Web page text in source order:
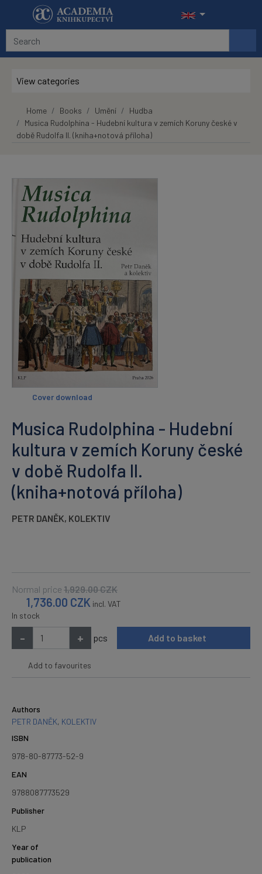
Skip to main content
View categories
Home Books Umění
Hudba
Musica Rudolphina - Hudební kultura v zemích Koruny české v
době Rudolfa II. (kniha+notová příloha)
Musica Rudolphina - Hudební
kultura v zemích Koruny české
v době Rudolfa II.
(kniha+notová příloha)
PETR DANĚK, KOLEKTIV
Normal price 1,929.00CZK
1,736.00 CZK incl. VAT
In stock
- + pcs Add to basket
Add to favourites
Authors
PETR DANĚK, KOLEKTIV
ISBN
978-80-87773-52-9
EAN
9788087773529
Publisher
KLP
Year of
publication
Cover download